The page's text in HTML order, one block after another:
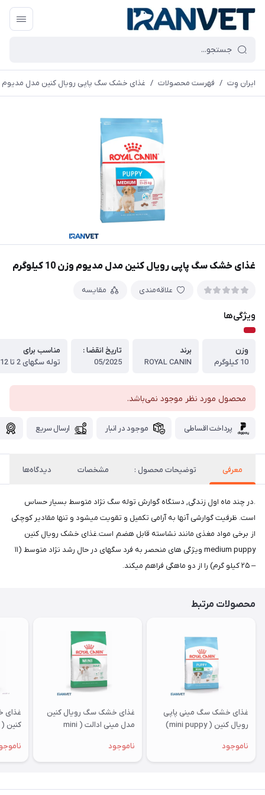
ایران وِت / فهرست محصولات / غذای خشک سگ پاپی رویال کنین مدل مدیوم وزن 10
غذای خشک سگ پاپی رویال کنین مدل مدیوم وزن 10 کیلوگرم
علاقه‌مندی مقایسه
ویژگی‌ها
وزن
10 کیلوگرم
برند
ROYAL CANIN
تاریخ انقضا :
05/2025
مناسب برای
محصول مورد نظر موجود نمی‌باشد.
پرداخت اقساطی موجود در انبار ارسال سریع
معرفی توضیحات محصول : مشخصات دیدگاه‌ها
.در چند ماه اول زندگی, دستگاه گوارش توله سگ نژاد متوسط بسیار حساس
است. ظرفیت گوارشی آنها به آرامی تکمیل و تقویت میشود و تنها مقادیر کوچکی
از برخی مواد مغذی مانند نشاسته قابل هضم است.غذای خشک رویال کنین
medium puppy ویژگی های منحصر به فرد سگهای در حال رشد نژاد متوسط (۱۱
– ۲۵ کیلو گرم) را از دو ماهگی فراهم میکند.
محصولات مرتبط
غذای خشک سگ مینی پاپی
رویال کنین ( mini puppy)
ناموجود
غذای خشک سگ رویال کنین
مدل مینی ادالت ( mini
ناموجود
غذای